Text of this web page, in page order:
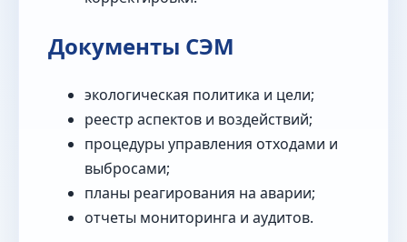
Документы СЭМ
экологическая политика и цели;
реестр аспектов и воздействий;
процедуры управления отходами и
выбросами;
планы реагирования на аварии;
отчеты мониторинга и аудитов.